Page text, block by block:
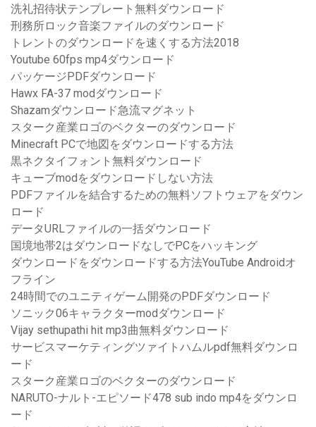
洗礼招待状テンプレート無料ダウンロード
刑務所ロック音楽ファイルのダウンロード
トレントのダウンロードを速くする方法2018
Youtube 60fps mp4ダウンロード
パッケージPDFダウンロード
Hawx FA-37 modダウンロード
Shazamダウンロード急流マグネット
スターク産業ロゴのベクターのダウンロード
Minecraft PCで地図をダウンロードする方法
黒ネクタイフォント無料ダウンロード
キューブmodをダウンロードしない方法
PDFファイルを結合するための無料ソフトウェアをダウン
ロード
データURLファイルの一括ダウンロード
国境地帯2はダウンロードなしでPCをハッキング
ダウンロードをダウンロードする方法YouTube Androidオ
フライン
24時間でのユニティゲーム開発のPDFダウンロード
ソニック06キャラクターmodダウンロード
Vijay sethupathi hit mp3曲無料ダウンロード
サービスマーケティングツァイトハムルpdf無料ダウンロ
ード
スターク産業ロゴのベクターのダウンロード
NARUTO-ナルト-エピソード478 sub indo mp4をダウンロ
ード